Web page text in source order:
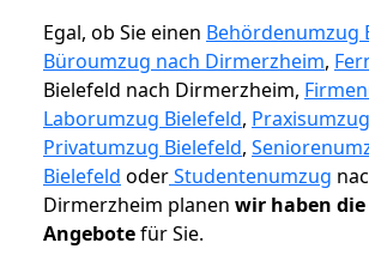
Egal, ob Sie einen Behördenumzug
Büroumzug nach Dirmerzheim,
Bielefeld nach Dirmerzheim,
Laborumzug Bielefeld, Praxisumzug
Privatumzug Bielefeld,
Bielefeld oderStudentenumzug
Dirmerzheim planen wir haben die
Angebotefür Sie.